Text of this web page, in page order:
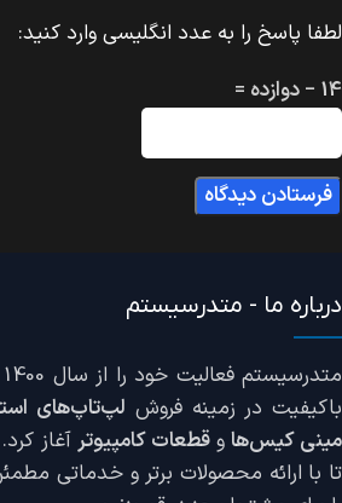
لطفا پاسخ را به عدد انگلیسی وارد کنید:
14 − دوازده =
درباره ما - متدرسیستم
باکیفیت در زمینه فروش لپ‌تاپ‌های
مینی کیس‌هاوقطعات کامپیوترآغاز
تا با ارائه محصولات برتر و خدماتی